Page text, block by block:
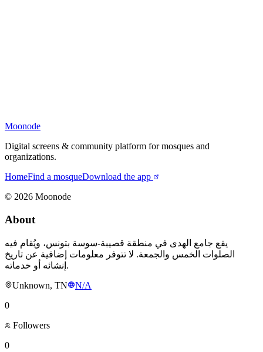
Moonode
Digital screens & community platform for mosques and
organizations.
HomeFind a mosqueDownload the app
© 2026 Moonode
About
يقع جامع الهدى في منطقة قصيبة-سوسة بتونس، ويُقام فيه
الصلوات الخمس والجمعة. لا تتوفر معلومات إضافية عن تاريخ
إنشائه أو خدماته.
Unknown, TN
N/A
0
Followers
0